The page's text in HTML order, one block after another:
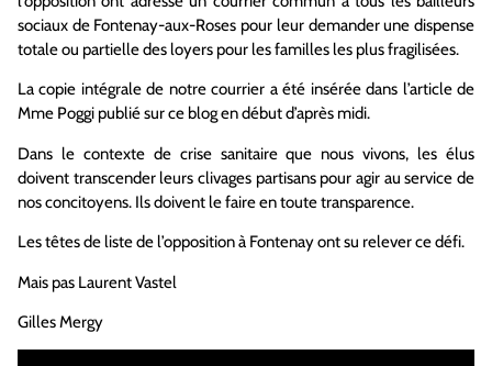
sociaux de Fontenay-aux-Roses pour leur demander une dispense
totale ou partielle des loyers pour les familles les plus fragilisées.
La copie intégrale de notre courrier a été insérée dans l’article de
Mme Poggi publié sur ce blog en début d’après midi.
Dans le contexte de crise sanitaire que nous vivons, les élus
doivent transcender leurs clivages partisans pour agir au service de
nos concitoyens. Ils doivent le faire en toute transparence.
Les têtes de liste de l’opposition à Fontenay ont su relever ce défi.
Mais pas Laurent Vastel
Gilles Mergy